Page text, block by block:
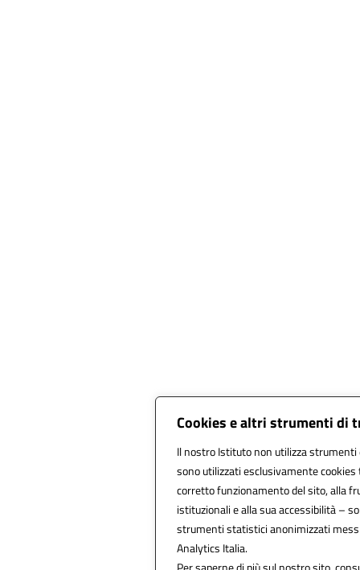
Cookies e altri strumenti di
Il nostro Istituto non utilizza
sono utilizzati esclusivamente
corretto funzionamento del sito, alla
istituzionali e alla sua accessibilità –
strumenti statistici anonimizzati
Analytics Italia.